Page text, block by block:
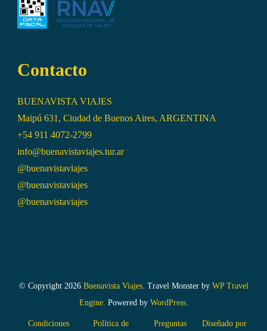
Contacto
BUENAVISTA VIAJES
Maipú 631, Ciudad de Buenos Aires, ARGENTINA
+54 911 4072-2799
info@buenavistaviajes.tur.ar
@buenavistaviajes
@buenavistaviajes
@buenavistaviajes
© Copyright 2026 Buenavista Viajes. Travel Monster by WP Travel
Engine. Powered by WordPress.
Condiciones Política de Preguntas Diseñado por